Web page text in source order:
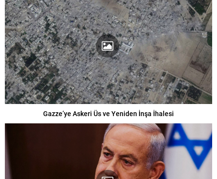
Gazze’ye Askeri Üs ve Yeniden İnşa İhalesi